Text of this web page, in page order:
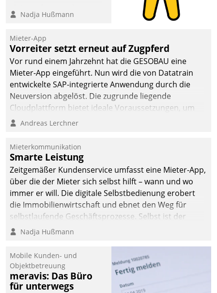
methodisch
Quartier. Dazwischen
zeigte Datatrain, was es
Neues zu bieten hat.
Nadja Hußmann
Mieter-App
Vorreiter setzt erneut auf Zugpferd
Vor rund einem Jahrzehnt hat die GESOBAU eine
Mieter-App eingeführt. Nun wird die von Datatrain
entwickelte SAP-integrierte Anwendung durch die
Neuversion abgelöst. Die zugrunde liegende
Cloudplattform bietet ideale Voraussetzungen, um
die Funktionalität der App zu erweitern und weitere
integrieren.
Andreas Lerchner
Mieterkommunikation
Smarte Leistung
Zeitgemäßer Kundenservice umfasst eine Mieter-App,
über die der Mieter sich selbst hilft – wann und wo
immer er will. Die digitale Selbstbedienung erobert
die Immobilienwirtschaft und ebnet den Weg für
selbstlaufende Geschäftsprozesse. Selbst ist der
Kunde und smart der Serviceanbieter.
Nadja Hußmann
Mobile Kunden- und
Objektbetreuung
meravis: Das Büro
für unterwegs